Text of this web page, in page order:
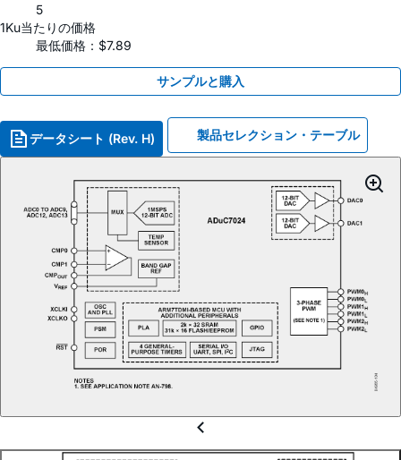
5
1Ku当たりの価格
最低価格：$7.89
サンプルと購入
データシート (Rev. H) 製品セレクション・テーブル